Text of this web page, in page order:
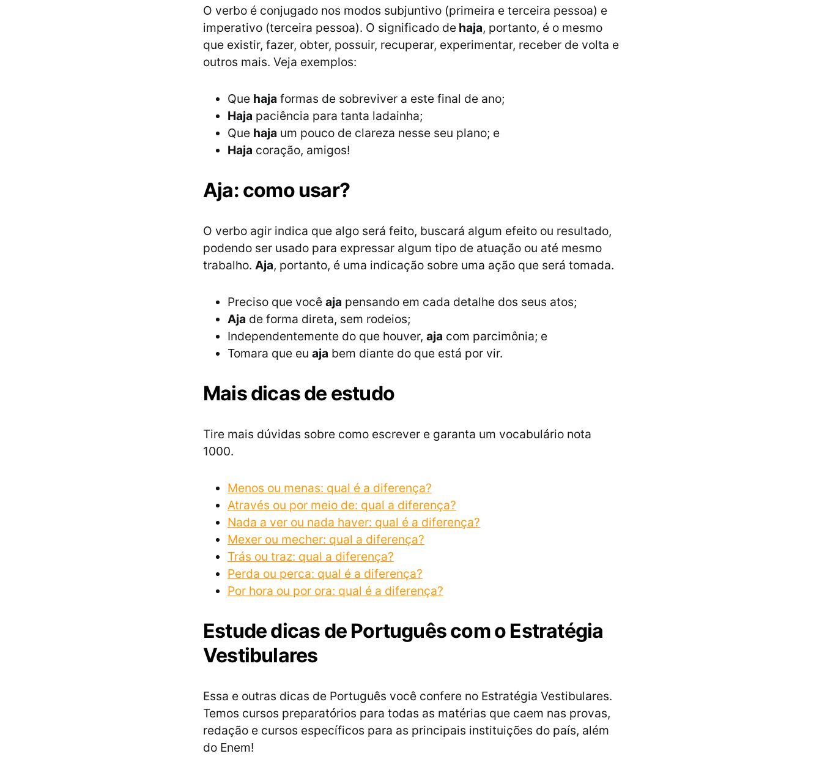
O verbo é conjugado nos modos subjuntivo (primeira e terceira pessoa) e
imperativo (terceira pessoa). O significado de haja, portanto, é o mesmo
que existir, fazer, obter, possuir, recuperar, experimentar, receber de volta e
outros mais. Veja exemplos:
Que haja formas de sobreviver a este final de ano;
Haja paciência para tanta ladainha;
Que haja um pouco de clareza nesse seu plano; e
Haja coração, amigos!
Aja: como usar?
O verbo agir indica que algo será feito, buscará algum efeito ou resultado,
podendo ser usado para expressar algum tipo de atuação ou até mesmo
trabalho. Aja, portanto, é uma indicação sobre uma ação que será tomada.
Preciso que você aja pensando em cada detalhe dos seus atos;
Aja de forma direta, sem rodeios;
Independentemente do que houver, aja com parcimônia; e
Tomara que eu aja bem diante do que está por vir.
Mais dicas de estudo
Tire mais dúvidas sobre como escrever e garanta um vocabulário nota
1000.
Menos ou menas: qual é a diferença?
Através ou por meio de: qual a diferença?
Nada a ver ou nada haver: qual é a diferença?
Mexer ou mecher: qual a diferença?
Trás ou traz: qual a diferença?
Perda ou perca: qual é a diferença?
Por hora ou por ora: qual é a diferença?
Estude dicas de Português com o Estratégia
Vestibulares
Essa e outras dicas de Português você confere no Estratégia Vestibulares.
Temos cursos preparatórios para todas as matérias que caem nas provas,
redação e cursos específicos para as principais instituições do país, além
do Enem!